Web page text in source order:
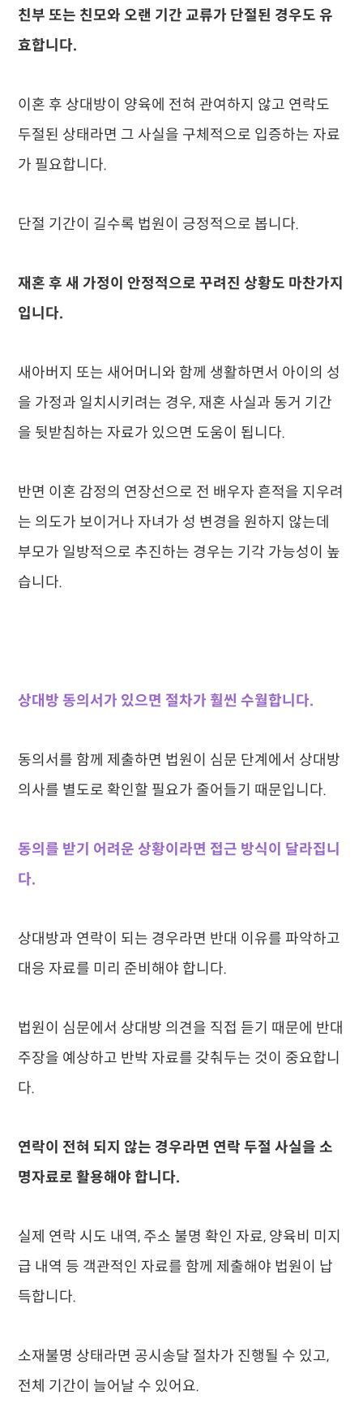
친부 또는 친모와 오랜 기간 교류가 단절된 경우도 유
효합니다.
이혼 후 상대방이 양육에 전혀 관여하지 않고 연락도
두절된 상태라면 그 사실을 구체적으로 입증하는 자료
가 필요합니다.
단절 기간이 길수록 법원이 긍정적으로 봅니다.
재혼 후 새 가정이 안정적으로 꾸려진 상황도 마찬가지
입니다.
새아버지 또는 새어머니와 함께 생활하면서 아이의 성
을 가정과 일치시키려는 경우, 재혼 사실과 동거 기간
을 뒷받침하는 자료가 있으면 도움이 됩니다.
반면 이혼 감정의 연장선으로 전 배우자 흔적을 지우려
는 의도가 보이거나 자녀가 성 변경을 원하지 않는데
부모가 일방적으로 추진하는 경우는 기각 가능성이 높
습니다.
상대방 동의서가 있으면 절차가 훨씬 수월합니다.
동의서를 함께 제출하면 법원이 심문 단계에서 상대방
의사를 별도로 확인할 필요가 줄어들기 때문입니다.
동의를 받기 어려운 상황이라면 접근 방식이 달라집니
다.
상대방과 연락이 되는 경우라면 반대 이유를 파악하고
대응 자료를 미리 준비해야 합니다.
법원이 심문에서 상대방 의견을 직접 듣기 때문에 반대
주장을 예상하고 반박 자료를 갖춰두는 것이 중요합니
다.
연락이 전혀 되지 않는 경우라면 연락 두절 사실을 소
명자료로 활용해야 합니다.
실제 연락 시도 내역, 주소 불명 확인 자료, 양육비 미지
급 내역 등 객관적인 자료를 함께 제출해야 법원이 납
득합니다.
소재불명 상태라면 공시송달 절차가 진행될 수 있고,
전체 기간이 늘어날 수 있어요.